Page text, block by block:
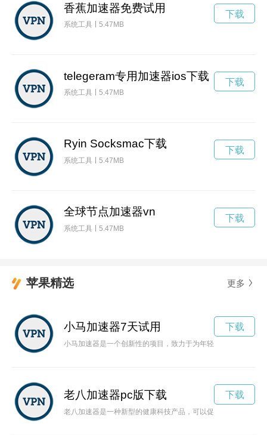
香蕉加速器免费试用
系统工具 5.47MB
下载
telegeram专用加速器ios下载
系统工具 5.47MB
下载
Ryin Socksmac下载
系统工具 5.47MB
下载
全球节点加速器vn
系统工具 5.47MB
下载
苹果精选 更多
小马加速器7天试用
小马加速器是一个创新性的项目，致力于为年轻创业者提供平
下载
老八加速器pc版下载
老八加速器是一种新型的健康科技产品，可以促进身体细胞新
下载